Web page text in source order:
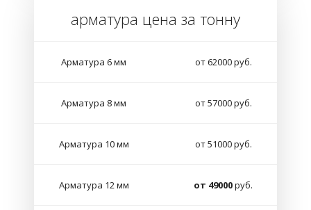
арматура цена за тонну
Арматура 6 мм от 62000 руб.
Арматура 8 мм от 57000 руб.
Арматура 10 мм от 51000 руб.
Арматура 12 мм от 49000руб.